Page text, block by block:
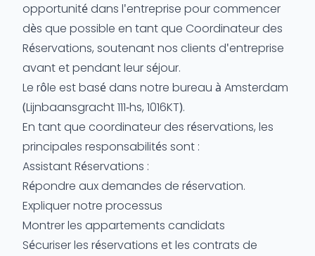
opportunité dans l'entreprise pour commencer
dès que possible en tant que Coordinateur des
Réservations, soutenant nos clients d'entreprise
avant et pendant leur séjour.
Le rôle est basé dans notre bureau à Amsterdam
(Lijnbaansgracht 111-hs, 1016KT).
En tant que coordinateur des réservations, les
principales responsabilités sont :
Assistant Réservations :
Répondre aux demandes de réservation.
Expliquer notre processus
Montrer les appartements candidats
Sécuriser les réservations et les contrats de